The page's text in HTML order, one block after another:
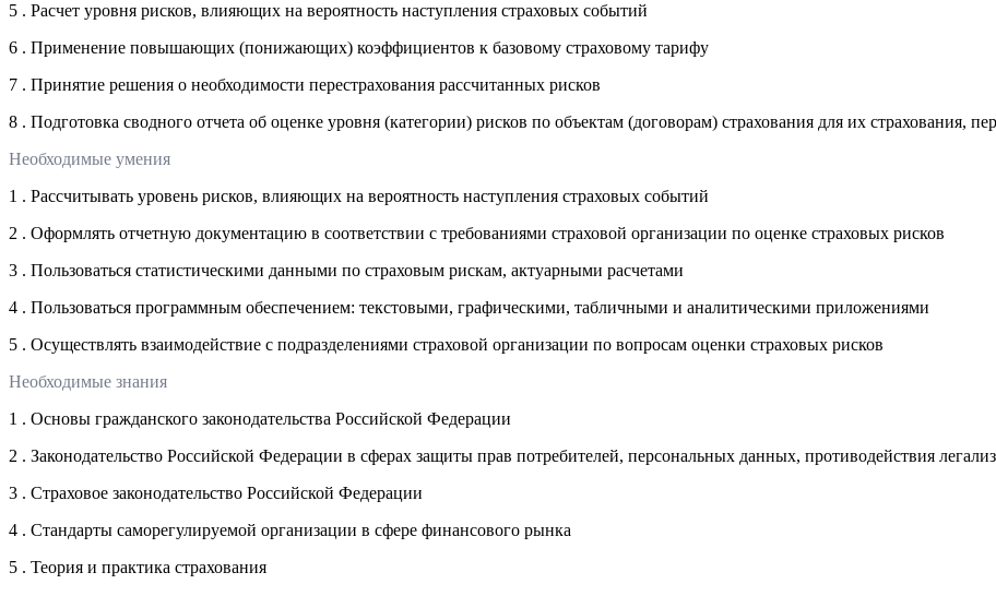
5 . Расчет уровня рисков, влияющих на вероятность наступления страховых событий
6 . Применение повышающих (понижающих) коэффициентов к базовому страховому тарифу
7 . Принятие решения о необходимости перестрахования рассчитанных рисков
8 . Подготовка сводного отчета об оценке уровня (категории) рисков по объектам (договорам) страхования для их страхования,
Необходимые умения
1 . Рассчитывать уровень рисков, влияющих на вероятность наступления страховых событий
2 . Оформлять отчетную документацию в соответствии с требованиями страховой организации по оценке страховых рисков
3 . Пользоваться статистическими данными по страховым рискам, актуарными расчетами
4 . Пользоваться программным обеспечением: текстовыми, графическими, табличными и аналитическими приложениями
5 . Осуществлять взаимодействие с подразделениями страховой организации по вопросам оценки страховых рисков
Необходимые знания
1 . Основы гражданского законодательства Российской Федерации
2 . Законодательство Российской Федерации в сферах защиты прав потребителей, персональных данных, противодействия
3 . Страховое законодательство Российской Федерации
4 . Стандарты саморегулируемой организации в сфере финансового рынка
5 . Теория и практика страхования